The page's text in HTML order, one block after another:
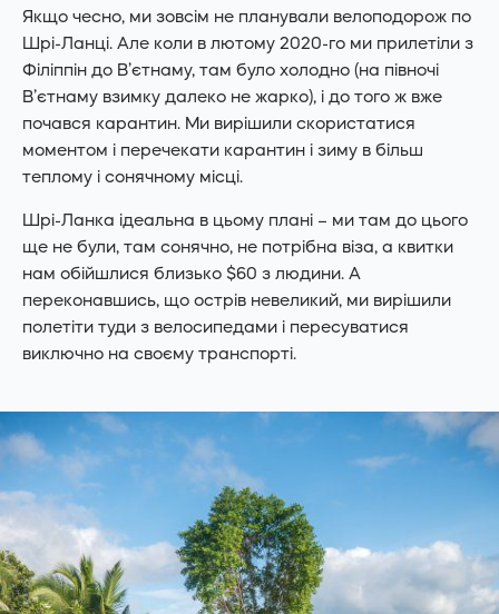
Якщо чесно, ми зовсім не планували велоподорож по
Шрі-Ланці. Але коли в лютому 2020-го ми прилетіли з
Філіппін до В’єтнаму, там було холодно (на півночі
В’єтнаму взимку далеко не жарко), і до того ж вже
почався карантин. Ми вирішили скористатися
моментом і перечекати карантин і зиму в більш
теплому і сонячному місці.
Шрі-Ланка ідеальна в цьому плані – ми там до цього
ще не були, там сонячно, не потрібна віза, а квитки
нам обійшлися близько $60 з людини. А
переконавшись, що острів невеликий, ми вирішили
полетіти туди з велосипедами і пересуватися
виключно на своєму транспорті.